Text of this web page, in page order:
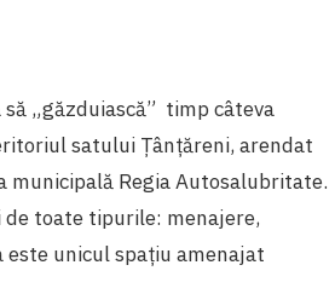
„găzduiască” timp câteva
satului Țânțăreni, arendat
municipală Regia Autosalubritate.
toate tipurile: menajere,
este unicul spațiu amenajat